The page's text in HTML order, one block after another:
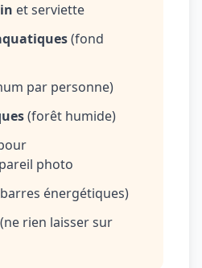
et serviette
(fond
par personne)
(forêt humide)
photo
énergétiques)
(ne rien laisser sur